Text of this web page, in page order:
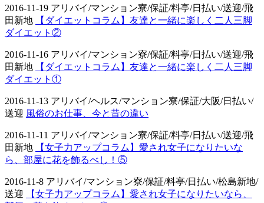
2016-11-19 アリバイ/マンション寮/保証/料亭/日払い/送迎/飛
田新地
【ダイエットコラム】友達と一緒に楽しく二人三脚
ダイエット②
2016-11-16 アリバイ/マンション寮/保証/料亭/日払い/送迎/飛
田新地
【ダイエットコラム】友達と一緒に楽しく二人三脚
ダイエット①
2016-11-13 アリバイ/ヘルス/マンション寮/保証/大阪/日払い/
送迎 風俗のお仕事、今と昔の違い
2016-11-11 アリバイ/マンション寮/保証/料亭/日払い/送迎/飛
田新地
【女子力アップコラム】愛され女子になりたいな
ら、部屋に花を飾るべし！⑤
2016-11-8 アリバイ/マンション寮/保証/料亭/日払い/松島新地/
送迎
【女子力アップコラム】愛され女子になりたいなら、